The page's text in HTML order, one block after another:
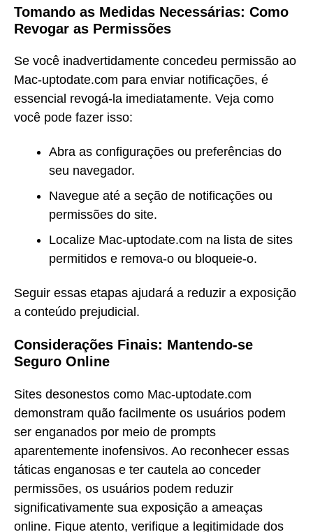
Tomando as Medidas Necessárias: Como
Revogar as Permissões
Se você inadvertidamente concedeu permissão ao
Mac-uptodate.com para enviar notificações, é
essencial revogá-la imediatamente. Veja como
você pode fazer isso:
Abra as configurações ou preferências do
seu navegador.
Navegue até a seção de notificações ou
permissões do site.
Localize Mac-uptodate.com na lista de sites
permitidos e remova-o ou bloqueie-o.
Seguir essas etapas ajudará a reduzir a exposição
a conteúdo prejudicial.
Considerações Finais: Mantendo-se
Seguro Online
Sites desonestos como Mac-uptodate.com
demonstram quão facilmente os usuários podem
ser enganados por meio de prompts
aparentemente inofensivos. Ao reconhecer essas
táticas enganosas e ter cautela ao conceder
permissões, os usuários podem reduzir
significativamente sua exposição a ameaças
online. Fique atento, verifique a legitimidade dos